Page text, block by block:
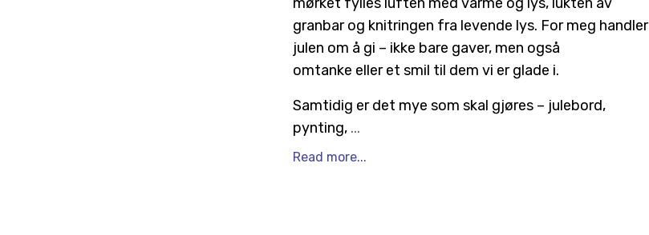
granbar og knitringen fra levende lys. For meg handler
julen om å gi – ikke bare gaver, men også
omtanke eller et smil til dem vi er glade i.
Samtidig er det mye som skal gjøres – julebord,
pynting, ...
Read more...